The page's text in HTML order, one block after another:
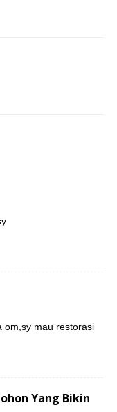
om,sy mau restorasi
Yang Bikin